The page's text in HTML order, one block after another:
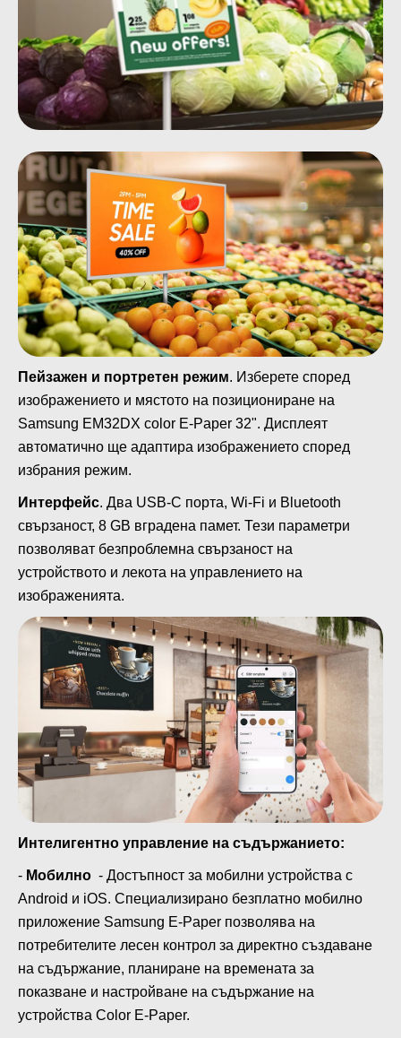
Пейзажен и портретен режим. Изберете според
изображението и мястото на позициониране на
Samsung EM32DX color E-Paper 32". Дисплеят
автоматично ще адаптира изображението според
избрания режим.
Интерфейс. Два USB-C порта, Wi-Fi и Bluetooth
свързаност, 8 GB вградена памет. Тези параметри
позволяват безпроблемна свързаност на
устройството и лекота на управлението на
изображенията.
Интелигентно управление на съдържанието:
- Мобилно - Достъпност за мобилни устройства с
Android и iOS. Специализирано безплатно мобилно
приложение Samsung E-Paper позволява на
потребителите лесен контрол за директно създаване
на съдържание, планиране на времената за
показване и настройване на съдържание на
устройства Color E-Paper.